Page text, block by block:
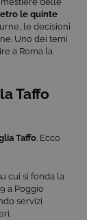
le quinte
le decisioni
Uno dei temi
a Roma la
Taffo
Taffo . Ecco
cui si fonda la
a Poggio
servizi